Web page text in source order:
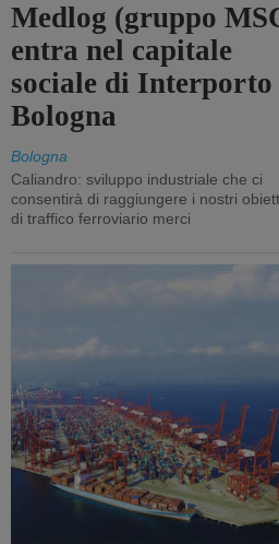
Medlog (gruppo
entra nel capitale
sociale di Interporto
Bologna
Bologna
Caliandro: sviluppo industriale che ci
consentirà di raggiungere i nostri
di traffico ferroviario merci